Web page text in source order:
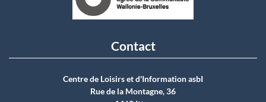
Contact
Centre de Loisirs et d'Information asbI
Rue de la Montagne, 36